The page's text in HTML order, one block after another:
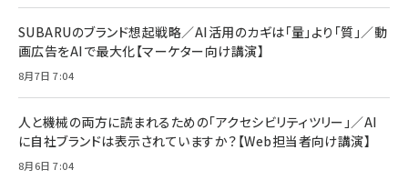
￥880
ママ投資家が育休中に１億貯めた株式投資
組織の成果を最大化する ルールのデザイン
￥1,980
￥6,980
全ワイヤレスイヤホン/アクティブノイズキャンセリ
技術基準適合】ブラック
￥5,990
Pro/Air 各種対応 (1.8m ミッドナイトブラック)
￥1,890
サッポロ 生ビール 黒ラベル 350ml 缶 24本 ビー
ル ケース買い【6/30応募〆切! 黒ラベルビヤセラー
SUBARUのブランド想起戦略／AI活用のカギは「量」より「質」／動
画広告をAIで最大化【マーケター向け講演】
8月7日 7:04
人と機械の両方に読まれるための「アクセシビリティツリー」／AI
に自社ブランドは表示されていますか？【Web担当者向け講演】
8月6日 7:04